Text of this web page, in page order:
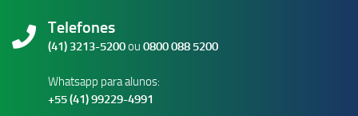
Telefones
(41) 3213-5200ou 0800 088 5200
Whatsapp para alunos:
+55 (41) 99229-4991